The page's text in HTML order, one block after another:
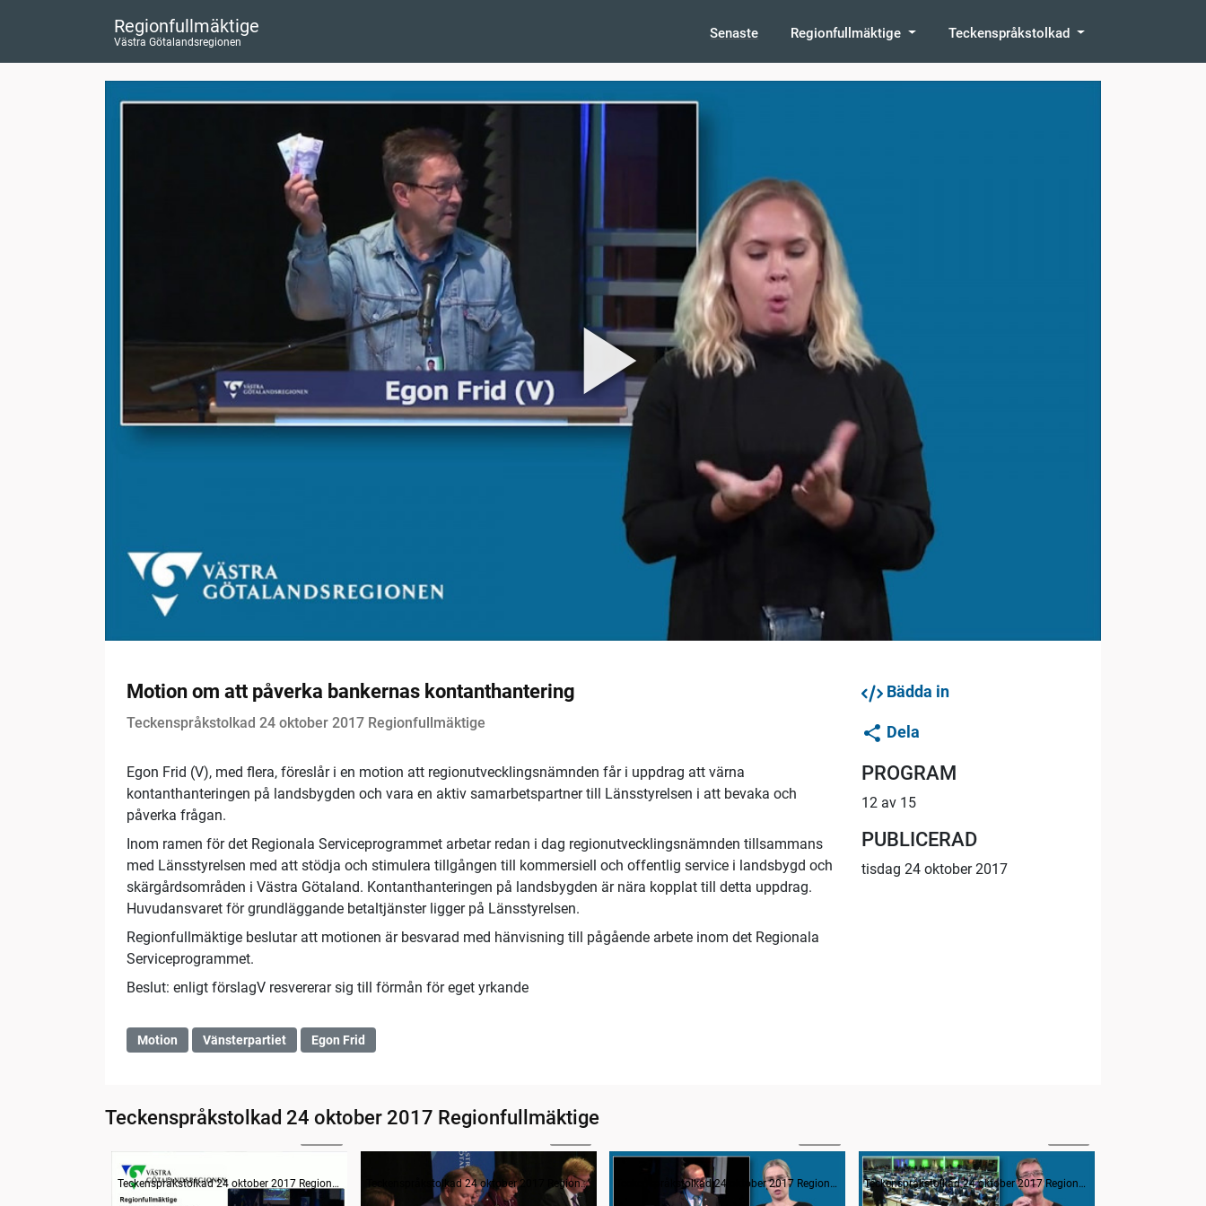
Regionfullmäktige
Västra Götalandsregionen
Senaste Regionfullmäktige Teckenspråkstolkad
Motion om att påverka bankernas kontanthantering
Teckenspråkstolkad 24 oktober 2017 Regionfullmäktige
Egon Frid (V), med flera, föreslår i en motion att regionutvecklingsnämnden får i uppdrag att värna
kontanthanteringen på landsbygden och vara en aktiv samarbetspartner till Länsstyrelsen i att bevaka och
påverka frågan.
Inom ramen för det Regionala Serviceprogrammet arbetar redan i dag regionutvecklingsnämnden tillsammans
med Länsstyrelsen med att stödja och stimulera tillgången till kommersiell och offentlig service i landsbygd och
skärgårdsområden i Västra Götaland. Kontanthanteringen på landsbygden är nära kopplat till detta uppdrag.
Huvudansvaret för grundläggande betaltjänster ligger på Länsstyrelsen.
Regionfullmäktige beslutar att motionen är besvarad med hänvisning till pågående arbete inom det Regionala
Serviceprogrammet.
Beslut: enligt förslagV resvererar sig till förmån för eget yrkande
Motion Vänsterpartiet Egon Frid
Bädda in
Dela
PROGRAM
12 av 15
PUBLICERAD
tisdag 24 oktober 2017
Teckenspråkstolkad 24 oktober 2017 Regionfullmäktige
Information
Teckenspråkstolkad 24 oktober 2017 Regionfullmäktige
Inledande formalia
Teckenspråkstolkad 24 oktober 2017 Regionfullmäktige
Frågestund
Teckenspråkstolkad 24 oktober 2017 Regionfullmäktige
Interpellation om vårdskador
Teckenspråkstolkad 24 oktober 2017 Regionfullmäktige